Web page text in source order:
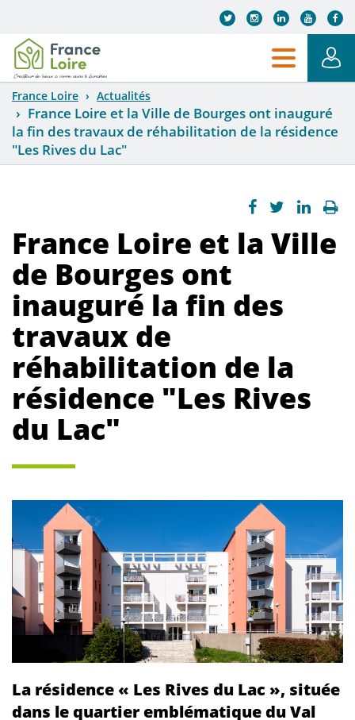
France Loire Actualités
France Loire et la Ville de Bourges ont inauguré
la fin des travaux de réhabilitation de la résidence
"Les Rives du Lac"
France Loire et la Ville
de Bourges ont
inauguré la fin des
travaux de
réhabilitation de la
résidence "Les Rives
du Lac"
La résidence « Les Rives du Lac », située
dans le quartier emblématique du Val